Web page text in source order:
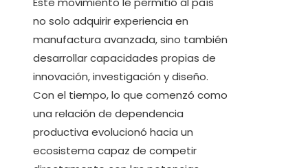
no solo adquirir experiencia en
manufactura avanzada, sino también
desarrollar capacidades propias de
innovación, investigación y diseño.
Con el tiempo, lo que comenzó como
una relación de dependencia
productiva evolucionó hacia un
ecosistema capaz de competir